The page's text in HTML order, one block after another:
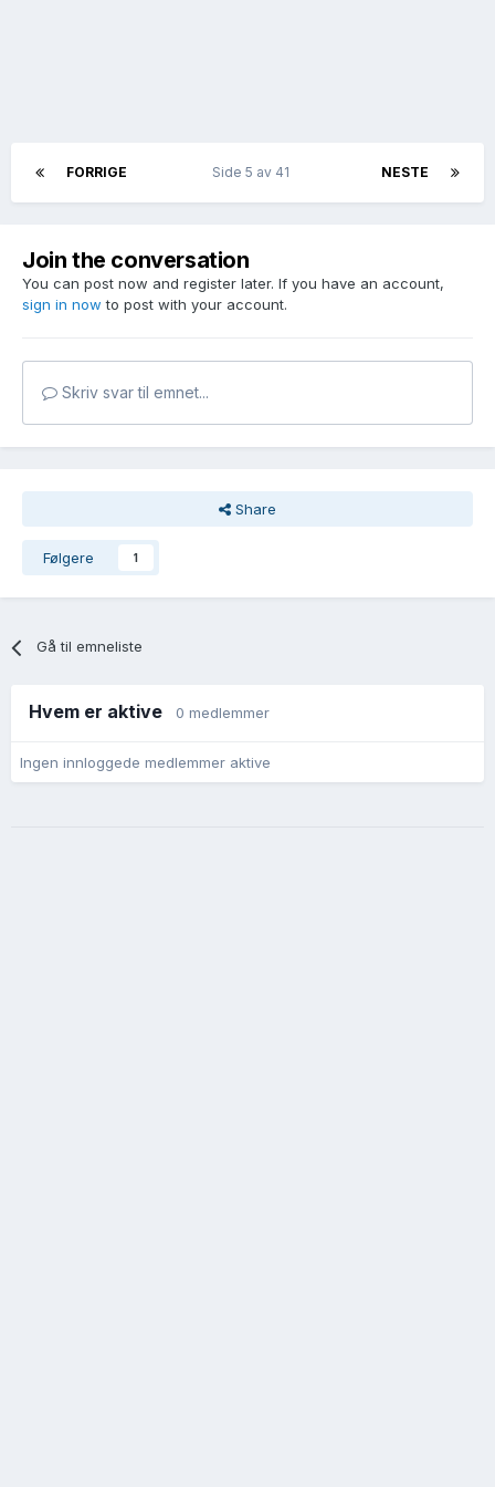
FORRIGE NESTE
Side 5 av 41
Join the conversation
You can post now and register later. If you have an account,
sign in now to post with your account.
Skriv svar til emnet...
Share
Følgere 1
Gå til emneliste
Hvem er aktive 0 medlemmer
Ingen innloggede medlemmer aktive